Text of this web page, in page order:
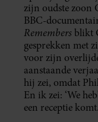
zijn oudste zoon
BBC-
Remembers blikt
gesprekken met
voor zijn
aanstaande
hij zei, omdat
En ik zei: ‘We
een receptie